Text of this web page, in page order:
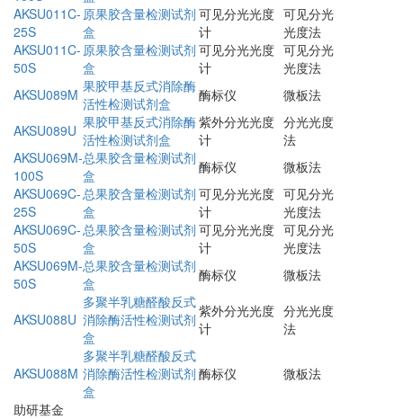
AKSU011C-
25S
原果胶含量检测试剂
盒
可见分光光度
计
可见分光
光度法
AKSU011C-
50S
原果胶含量检测试剂
盒
可见分光光度
计
可见分光
光度法
AKSU089M 果胶甲基反式消除酶
活性检测试剂盒
酶标仪
微板法
AKSU089U 果胶甲基反式消除酶
活性检测试剂盒
紫外分光光度
计
分光光度
法
AKSU069M-
100S
总果胶含量检测试剂
盒
酶标仪
微板法
AKSU069C-
25S
总果胶含量检测试剂
盒
可见分光光度
计
可见分光
光度法
AKSU069C-
50S
总果胶含量检测试剂
盒
可见分光光度
计
可见分光
光度法
AKSU069M-
50S
总果胶含量检测试剂
盒
酶标仪 微板法
AKSU088U
多聚半乳糖醛酸反式
消除酶活性检测试剂
盒
紫外分光光度
计
分光光度
法
AKSU088M
多聚半乳糖醛酸反式
消除酶活性检测试剂
盒
酶标仪
微板法
助研基金